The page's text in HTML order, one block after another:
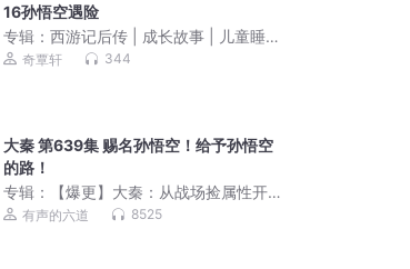
16孙悟空遇险
专辑： 西游记后传 | 成长故事 | 儿童睡前
故事奇覃轩 344
大秦 第639集 赐名孙悟空！给予孙悟空
的路！
专辑：
【爆更】大秦：从战场捡属性开
始无敌丨系统流爽文丨历史穿越丨热血
有声的六道 8525